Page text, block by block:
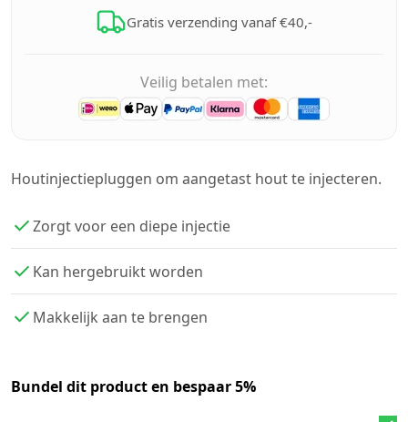
Gratis verzending vanaf €40,-
Veilig betalen met:
Houtinjectiepluggen om aangetast hout te injecteren.
Zorgt voor een diepe injectie
Kan hergebruikt worden
Makkelijk aan te brengen
Bundel dit product en bespaar 5%